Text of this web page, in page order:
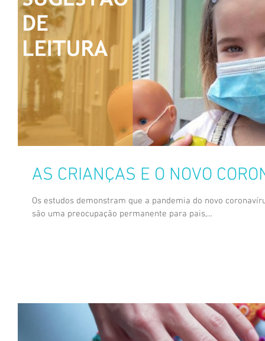
AS CRIANÇAS E O NOVO
Os estudos demonstram que a pandemia do novo
são uma preocupação permanente para pais,...